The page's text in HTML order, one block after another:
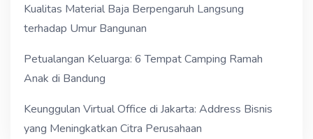
Kualitas Material Baja Berpengaruh Langsung
terhadap Umur Bangunan
Petualangan Keluarga: 6 Tempat Camping Ramah
Anak di Bandung
Keunggulan Virtual Office di Jakarta: Address Bisnis
yang Meningkatkan Citra Perusahaan